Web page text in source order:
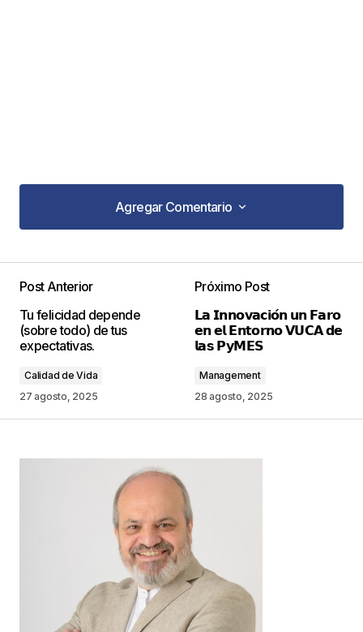
Agregar Comentario
Agregar Comentario
publicada. Los campos obligatorios están
marcados con
Comentario
*
Guarda mi nombre, correo electrónico y web en
este navegador para la próxima vez que
comente.
Post Anterior
Tu felicidad depende
(sobre todo) de tus
expectativas.
Calidad de Vida
27 agosto, 2025
Próximo Post
𝗟𝗮 𝗜𝗻𝗻𝗼𝘃𝗮𝗰𝗶𝗼́𝗻 𝘂𝗻 𝗙𝗮𝗿𝗼
𝗲𝗻 𝗲𝗹 𝗘𝗻𝘁𝗼𝗿𝗻𝗼 𝗩𝗨𝗖𝗔 𝗱𝗲
𝗹𝗮𝘀 𝗣𝘆𝗠𝗘𝗦
Management
28 agosto, 2025